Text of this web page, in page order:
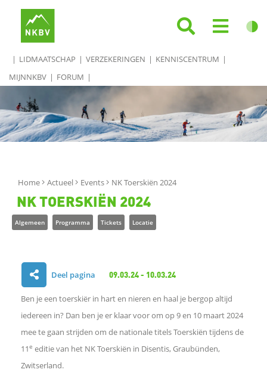
LIDMAATSCHAP VERZEKERINGEN
KENNISCENTRUM
MIJNNKBV
FORUM
Home Actueel Events NK Toerskiën 2024
NK TOERSKIËN 2024
Algemeen Programma Tickets Locatie
Deel pagina 09.03.24 - 10.03.24
l
e
Ben je een toerskiër in hart en nieren en haal je bergop altijd
iedereen in? Dan ben je er klaar voor om op 9 en 10 maart 2024
mee te gaan strijden om de nationale titels Toerskiën tijdens de
11e editie van het NK Toerskiën in Disentis, Graubünden,
Zwitserland.